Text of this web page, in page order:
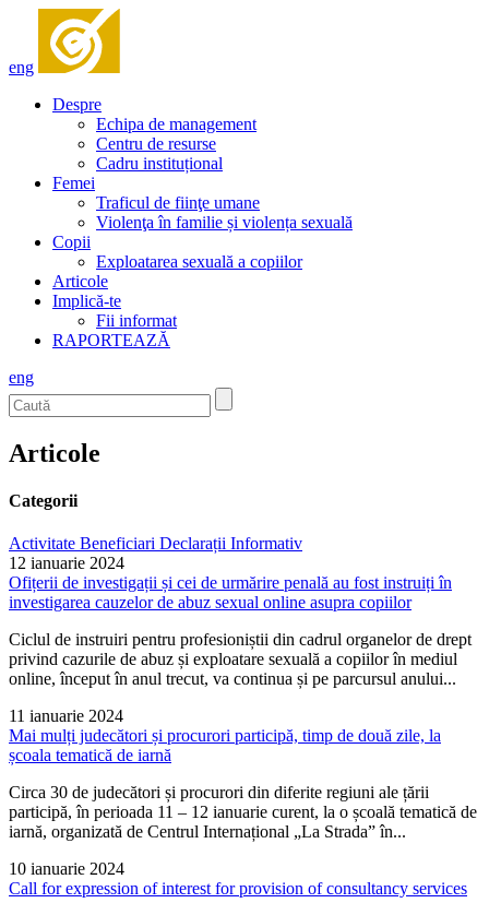
eng
Despre
Echipa de management
Centru de resurse
Cadru instituțional
Femei
Traficul de fiinţe umane
Violenţa în familie și violența sexuală
Copii
Exploatarea sexuală a copiilor
Articole
Implică-te
Fii informat
RAPORTEAZĂ
eng
Articole
Categorii
Activitate Beneficiari Declarații Informativ
12 ianuarie 2024
Ofițerii de investigații și cei de urmărire penală au fost instruiți în
investigarea cauzelor de abuz sexual online asupra copiilor
Ciclul de instruiri pentru profesioniștii din cadrul organelor de drept
privind cazurile de abuz și exploatare sexuală a copiilor în mediul
online, început în anul trecut, va continua și pe parcursul anului...
11 ianuarie 2024
Mai mulți judecători și procurori participă, timp de două zile, la
școala tematică de iarnă
Circa 30 de judecători și procurori din diferite regiuni ale țării
participă, în perioada 11 – 12 ianuarie curent, la o școală tematică de
iarnă, organizată de Centrul Internațional „La Strada” în...
10 ianuarie 2024
Call for expression of interest for provision of consultancy services